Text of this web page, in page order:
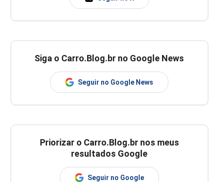
Siga o Carro.Blog.br no Google News
Seguir no Google News
Priorizar o Carro.Blog.br nos meus
resultados Google
Seguir no Google